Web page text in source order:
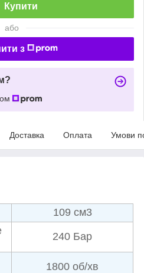
Купити
або
з
Доставка Оплата Умови
109 см3
240 Бар
1800 об/хв